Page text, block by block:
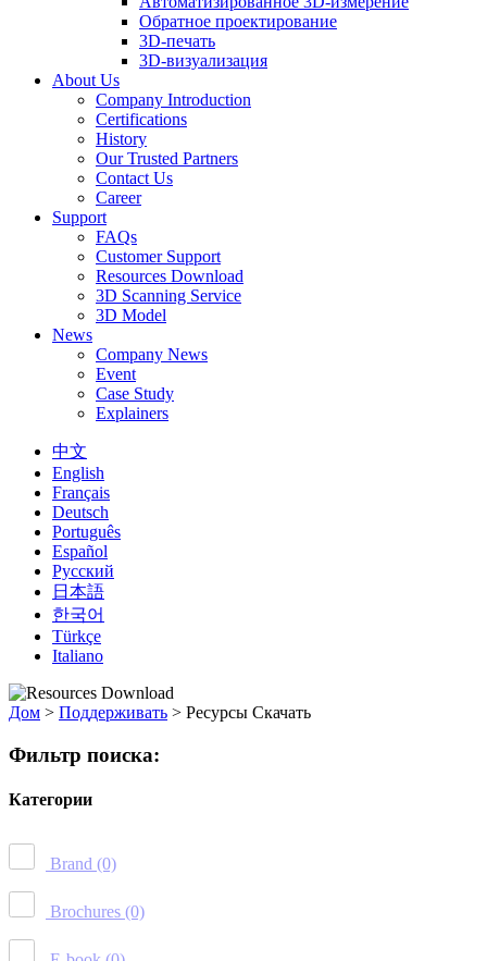
Обратное проектирование
3D-печать
3D-визуализация
About Us
Company Introduction
Certifications
History
Our Trusted Partners
Contact Us
Career
Support
FAQs
Customer Support
Resources Download
3D Scanning Service
3D Model
News
Company News
Event
Case Study
Explainers
中文
English
Français
Deutsch
Português
Español
Русский
日本語
한국어
Türkçe
Italiano
Дом > Поддерживать > Ресурсы Скачать
Фильтр поиска:
Категории
Brand (0)
Brochures (0)